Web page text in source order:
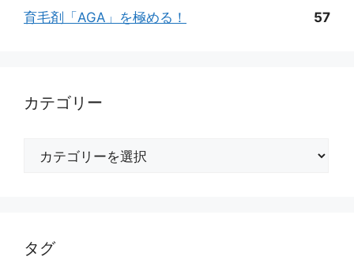
育毛剤「AGA」を極める！
57
カテゴリー
タグ